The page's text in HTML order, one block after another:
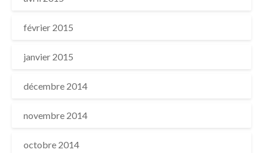
février 2015
janvier 2015
décembre 2014
novembre 2014
octobre 2014